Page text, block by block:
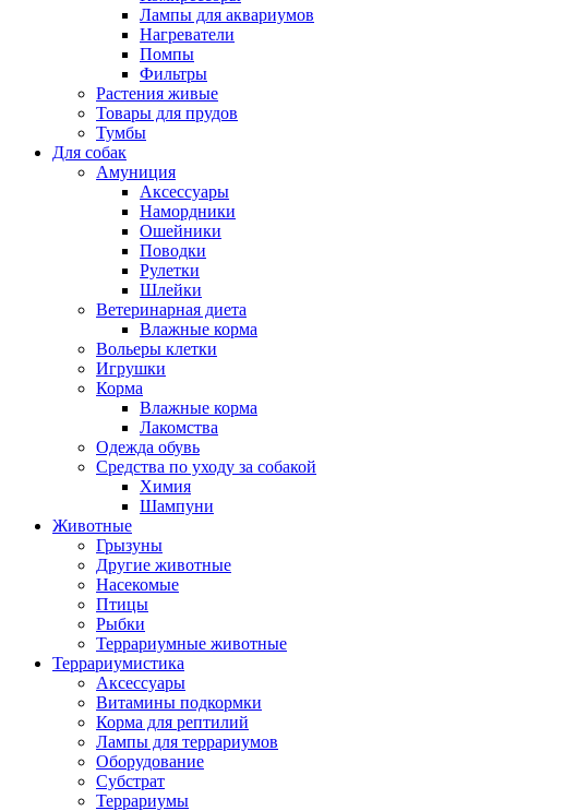
Лампы для аквариумов
Нагреватели
Помпы
Фильтры
Растения живые
Товары для прудов
Тумбы
Для собак
Амуниция
Аксессуары
Намордники
Ошейники
Поводки
Рулетки
Шлейки
Ветеринарная диета
Влажные корма
Вольеры клетки
Игрушки
Корма
Влажные корма
Лакомства
Одежда обувь
Средства по уходу за собакой
Химия
Шампуни
Животные
Грызуны
Другие животные
Насекомые
Птицы
Рыбки
Террариумные животные
Террариумистика
Аксессуары
Витамины подкормки
Корма для рептилий
Лампы для террариумов
Оборудование
Субстрат
Террариумы